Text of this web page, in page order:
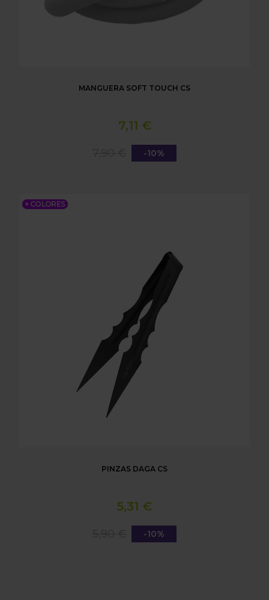
MANGUERA SOFT TOUCH CS
7,11 €
-10%
+ COLORES
PINZAS DAGA CS
PINZAS DAGA CS
5,31 €
-10%